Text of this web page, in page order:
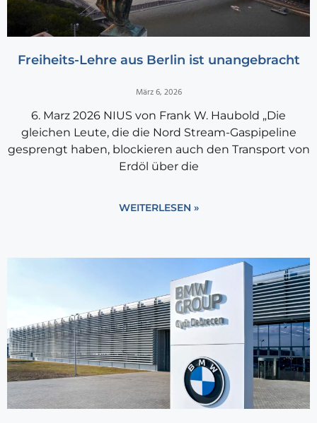
Freiheits-Lehre aus Berlin ist unangebracht
März 6, 2026
6. Marz 2026 NIUS von Frank W. Haubold „Die
gleichen Leute, die die Nord Stream-Gaspipeline
gesprengt haben, blockieren auch den Transport von
Erdöl über die
WEITERLESEN »